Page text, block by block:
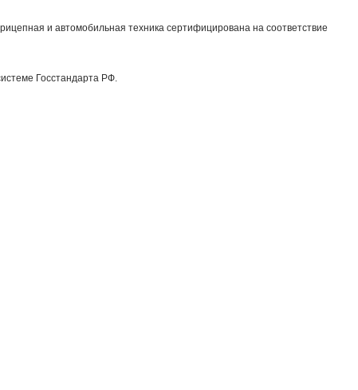
и автомобильная техника сертифицирована на соответствие
Госстандарта РФ.